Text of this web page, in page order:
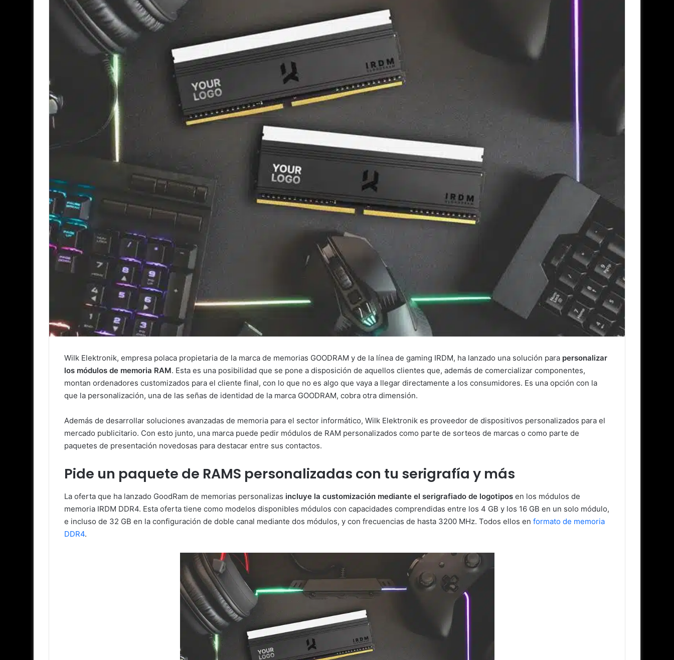
Wilk Elektronik, empresa polaca propietaria de la marca de memorias GOODRAM y de la línea de gaming IRDM, ha lanzado una solución para personalizar
los módulos de memoria RAM. Esta es una posibilidad que se pone a disposición de aquellos clientes que, además de comercializar componentes,
montan ordenadores customizados para el cliente final, con lo que no es algo que vaya a llegar directamente a los consumidores. Es una opción con la
que la personalización, una de las señas de identidad de la marca GOODRAM, cobra otra dimensión.
Además de desarrollar soluciones avanzadas de memoria para el sector informático, Wilk Elektronik es proveedor de dispositivos personalizados para el
mercado publicitario. Con esto junto, una marca puede pedir módulos de RAM personalizados como parte de sorteos de marcas o como parte de
paquetes de presentación novedosas para destacar entre sus contactos.
Pide un paquete de RAMS personalizadas con tu serigrafía y más
La oferta que ha lanzado GoodRam de memorias personalizas incluye la customización mediante el serigrafiado de logotipos en los módulos de
memoria IRDM DDR4. Esta oferta tiene como modelos disponibles módulos con capacidades comprendidas entre los 4 GB y los 16 GB en un solo módulo,
e incluso de 32 GB en la configuración de doble canal mediante dos módulos, y con frecuencias de hasta 3200 MHz. Todos ellos en formato de memoria
DDR4.